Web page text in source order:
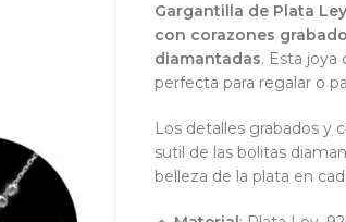
Gargantilla de Plata
con corazones
diamantadas. Esta joya
perfecta para regalar o
Los detalles grabados y
sutil de las bolitas
belleza de la plata en